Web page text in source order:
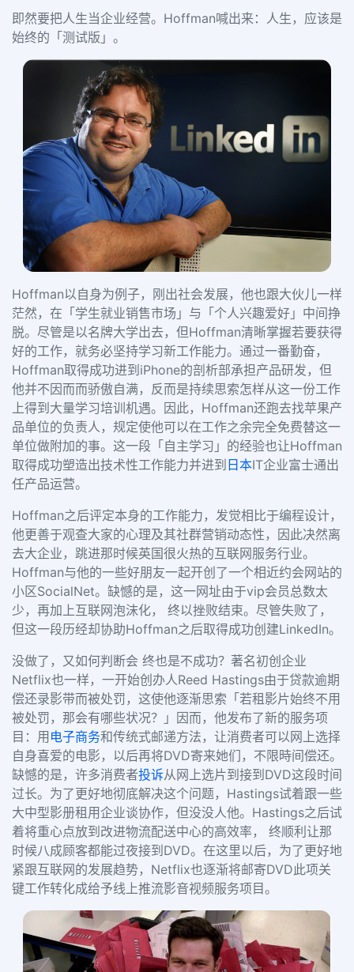
即然要把人生当企业经营。Hoffman喊出来：人生，应该是
始终的「测试版」。
Hoffman以自身为例子，刚出社会发展，他也跟大伙儿一样
茫然，在「学生就业销售市场」与「个人兴趣爱好」中间挣
脱。尽管是以名牌大学出去，但Hoffman清晰掌握若要获得
好的工作，就务必坚持学习新工作能力。通过一番勤奋，
Hoffman取得成功进到iPhone的剖析部承担产品研发，但
他并不因而而骄傲自满，反而是持续思索怎样从这一份工作
上得到大量学习培训机遇。因此，Hoffman还跑去找苹果产
品单位的负责人，规定使他可以在工作之余完全免费替这一
单位做附加的事。这一段「自主学习」的经验也让Hoffman
取得成功塑造出技术性工作能力并进到日本IT企业富士通出
任产品运营。
Hoffman之后评定本身的工作能力，发觉相比于编程设计，
他更善于观查大家的心理及其社群营销动态性，因此决然离
去大企业，跳进那时候英国很火热的互联网服务行业。
Hoffman与他的一些好朋友一起开创了一个相近约会网站的
小区SocialNet。缺憾的是，这一网址由于vip会员总数太
少，再加上互联网泡沫化， 终以挫败结束。尽管失败了，
但这一段历经却协助Hoffman之后取得成功创建LinkedIn。
没做了，又如何判断会 终也是不成功？著名初创企业
Netflix也一样，一开始创办人Reed Hastings由于贷款逾期
偿还录影带而被处罚，这使他逐渐思索「若租影片始终不用
被处罚，那会有哪些状况？」因而，他发布了新的服务项
目：用电子商务和传统式邮递方法，让消费者可以网上选择
自身喜爱的电影，以后再将DVD寄来她们，不限時间偿还。
缺憾的是，许多消费者投诉从网上选片到接到DVD这段时间
过长。为了更好地彻底解决这个问题，Hastings试着跟一些
大中型影册租用企业谈协作，但没没人他。Hastings之后试
着将重心点放到改进物流配送中心的高效率， 终顺利让那
时候八成顾客都能过夜接到DVD。在这里以后，为了更好地
紧跟互联网的发展趋势，Netflix也逐渐将邮寄DVD此项关
键工作转化成给予线上推流影音视频服务项目。